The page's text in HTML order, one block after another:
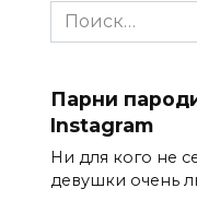
Search
for:
Парни
Instagram
Ни для кого не
девушки очень